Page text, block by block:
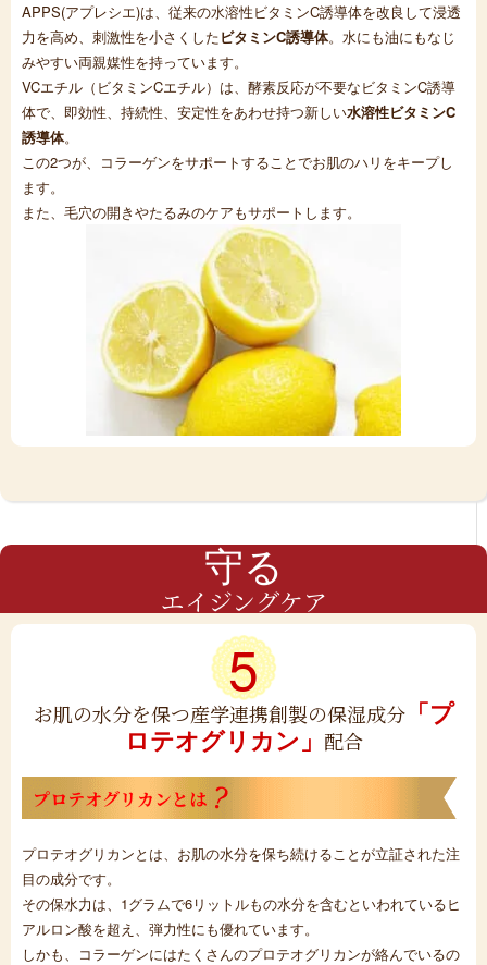
APPS(アプレシエ)は、従来の水溶性ビタミンC誘導体を改良して浸透
力を高め、刺激性を小さくしたビタミンC誘導体。水にも油にもなじ
みやすい両親媒性を持っています。
VCエチル（ビタミンCエチル）は、酵素反応が不要なビタミンC誘導
体で、即効性、持続性、安定性をあわせ持つ新しい水溶性ビタミンC
誘導体。
この2つが、コラーゲンをサポートすることでお肌のハリをキープし
ます。
また、毛穴の開きやたるみのケアもサポートします。
守る
エイジングケア
5
お肌の水分を保つ産学連携創製の保湿成分「プ
ロテオグリカン」 配合
プロテオグリカンとは
プロテオグリカンとは、お肌の水分を保ち続けることが立証された注
目の成分です。
その保水力は、1グラムで6リットルもの水分を含むといわれているヒ
アルロン酸を超え、弾力性にも優れています。
しかも、コラーゲンにはたくさんのプロテオグリカンが絡んでいるの